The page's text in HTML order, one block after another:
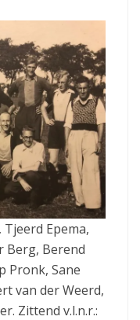
Epema,
Berg, Berend
Pronk, Sane
van der Weerd,
Zittend v.l.n.r.: